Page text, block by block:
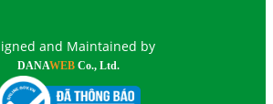
and Maintained by
DANAWEB Co., Ltd.